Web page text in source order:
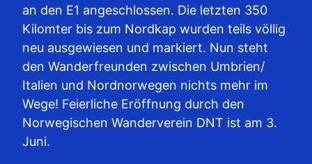
an den E1 angeschlossen. Die letzten 350
Kilomter bis zum Nordkap wurden teils völlig
neu ausgewiesen und markiert. Nun steht
den Wanderfreunden zwischen Umbrien/
Italien und Nordnorwegen nichts mehr im
Wege! Feierliche Eröffnung durch den
Norwegischen Wanderverein DNT ist am 3.
Juni.